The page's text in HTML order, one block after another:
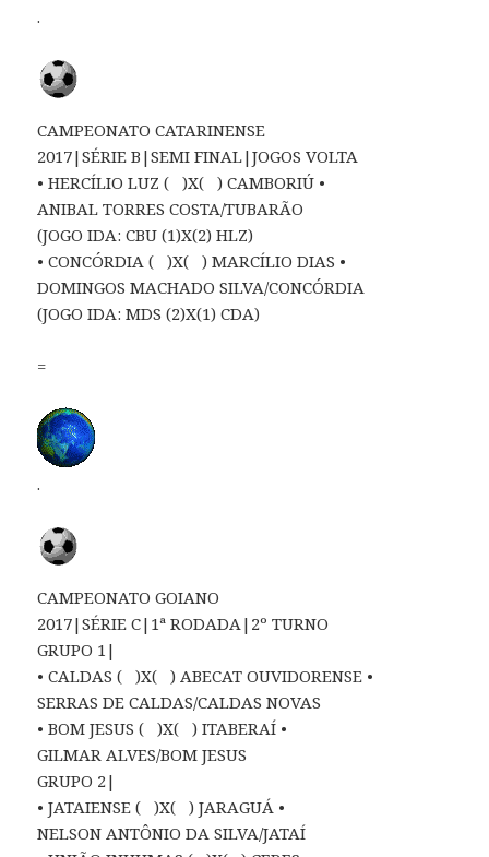
.
CAMPEONATO CATARINENSE
2017|SÉRIE B|SEMI FINAL|JOGOS VOLTA
• HERCÍLIO LUZ ( )X( ) CAMBORIÚ •
ANIBAL TORRES COSTA/TUBARÃO
(JOGO IDA: CBU (1)X(2) HLZ)
• CONCÓRDIA ( )X( ) MARCÍLIO DIAS •
DOMINGOS MACHADO SILVA/CONCÓRDIA
(JOGO IDA: MDS (2)X(1) CDA)
=
.
CAMPEONATO GOIANO
2017|SÉRIE C|1ª RODADA|2º TURNO
GRUPO 1|
• CALDAS ( )X( ) ABECAT OUVIDORENSE •
SERRAS DE CALDAS/CALDAS NOVAS
• BOM JESUS ( )X( ) ITABERAÍ •
GILMAR ALVES/BOM JESUS
GRUPO 2|
• JATAIENSE ( )X( ) JARAGUÁ •
NELSON ANTÔNIO DA SILVA/JATAÍ